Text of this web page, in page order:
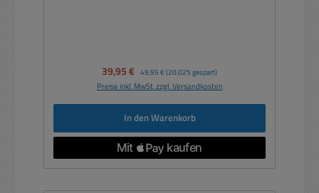
Verkaufspreis:
39,95 € Regulärer Preis:
49,95 € (20.02% gespart)
Preise inkl. MwSt. zzgl. Versandkosten
In den Warenkorb